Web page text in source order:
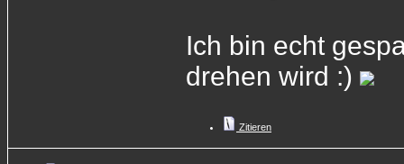
Ich bin echt
drehen wird :)
Zitieren